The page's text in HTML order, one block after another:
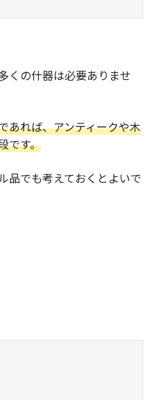
くの什器は必要ありませ
あれば、アンティークや木
です。
品でも考えておくとよいで